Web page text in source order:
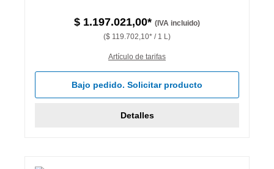
$ 1.197.021,00* (IVA incluido)
($ 119.702,10* / 1 L)
Artículo de tarifas
Bajo pedido. Solicitar producto
Detalles